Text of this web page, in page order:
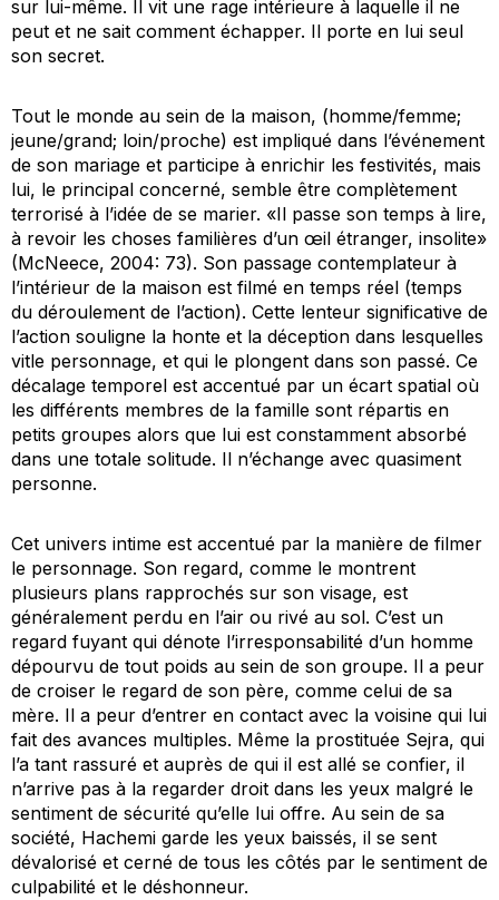
sur lui-même. Il vit une rage intérieure à laquelle il ne
peut et ne sait comment échapper. Il porte en lui seul
son secret.
Tout le monde au sein de la maison, (homme/femme;
jeune/grand; loin/proche) est impliqué dans l’événement
de son mariage et participe à enrichir les festivités, mais
lui, le principal concerné, semble être complètement
terrorisé à l’idée de se marier. «Il passe son temps à lire,
à revoir les choses familières d’un œil étranger, insolite»
(McNeece, 2004: 73). Son passage contemplateur à
l’intérieur de la maison est filmé en temps réel (temps
du déroulement de l’action). Cette lenteur significative de
l’action souligne la honte et la déception dans lesquelles
vitle personnage, et qui le plongent dans son passé. Ce
décalage temporel est accentué par un écart spatial où
les différents membres de la famille sont répartis en
petits groupes alors que lui est constamment absorbé
dans une totale solitude. Il n’échange avec quasiment
personne.
Cet univers intime est accentué par la manière de filmer
le personnage. Son regard, comme le montrent
plusieurs plans rapprochés sur son visage, est
généralement perdu en l’air ou rivé au sol. C’est un
regard fuyant qui dénote l’irresponsabilité d’un homme
dépourvu de tout poids au sein de son groupe. Il a peur
de croiser le regard de son père, comme celui de sa
mère. Il a peur d’entrer en contact avec la voisine qui lui
fait des avances multiples. Même la prostituée Sejra, qui
l’a tant rassuré et auprès de qui il est allé se confier, il
n’arrive pas à la regarder droit dans les yeux malgré le
sentiment de sécurité qu’elle lui offre. Au sein de sa
société, Hachemi garde les yeux baissés, il se sent
dévalorisé et cerné de tous les côtés par le sentiment de
culpabilité et le déshonneur.